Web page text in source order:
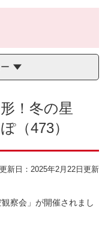
！冬の星
（473）
更新日：2025年2月22日更新
察会」が開催されまし